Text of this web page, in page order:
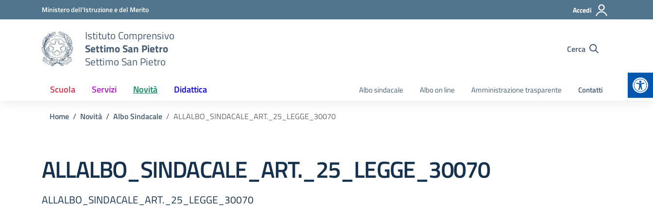
Vai ai contenuti
Vai al menu di navigazioneMinistero dell'Istruzione e del Merito Accedi
Istituto Comprensivo
Settimo San Pietro
Settimo San Pietro
Cerca
Scuola Servizi Novità Didattica Albo sindacale Albo on line Amministrazione trasparente Contatti
Home Novità Albo Sindacale ALLALBO_SINDACALE_ART._25_LEGGE_30070
ALLALBO_SINDACALE_ART._25_LEGGE_30070
ALLALBO_SINDACALE_ART._25_LEGGE_30070